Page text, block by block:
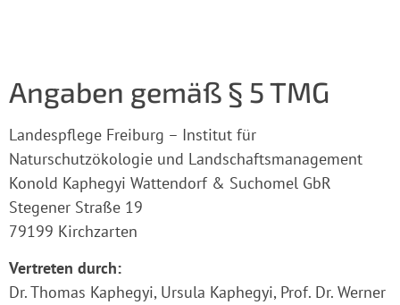
Angaben gemäß § 5 TMG
Landespflege Freiburg – Institut für
Naturschutzökologie und Landschaftsmanagement
Konold Kaphegyi Wattendorf & Suchomel GbR
Stegener Straße 19
79199 Kirchzarten
Vertreten durch:
Dr. Thomas Kaphegyi, Ursula Kaphegyi, Prof. Dr. Werner